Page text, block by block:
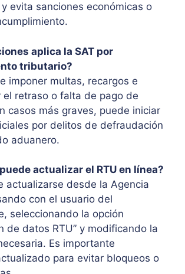
evita sanciones económicas o
aplica la SAT por
tributario?
imponer multas, recargos e
el retraso o falta de pago de
casos más graves, puede iniciar
por delitos de defraudación
aduanero.
actualizar el RTU en línea?
actualizarse desde la Agencia
con el usuario del
seleccionando la opción
de datos RTU” y modificando la
Es importante
para evitar bloqueos o